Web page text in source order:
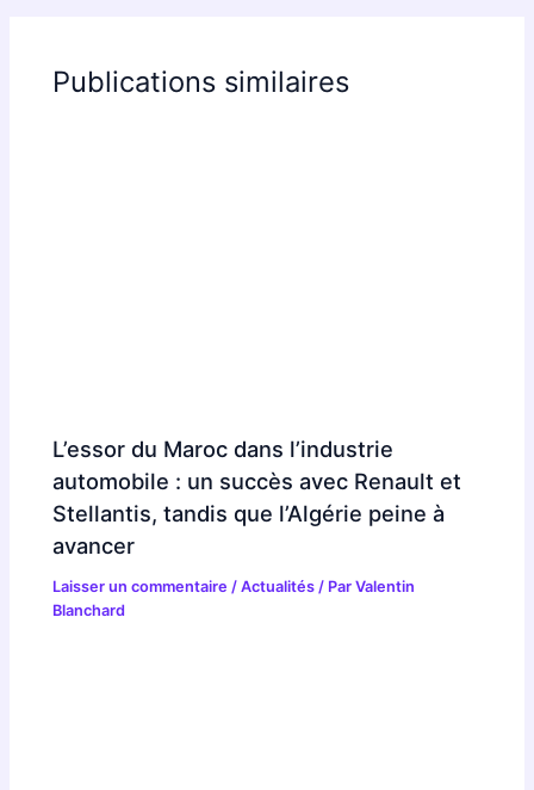
Publications similaires
L’essor du Maroc dans l’industrie
automobile : un succès avec Renault et
Stellantis, tandis que l’Algérie peine à
avancer
Laisser un commentaire /Actualités / ParValentin
Blanchard